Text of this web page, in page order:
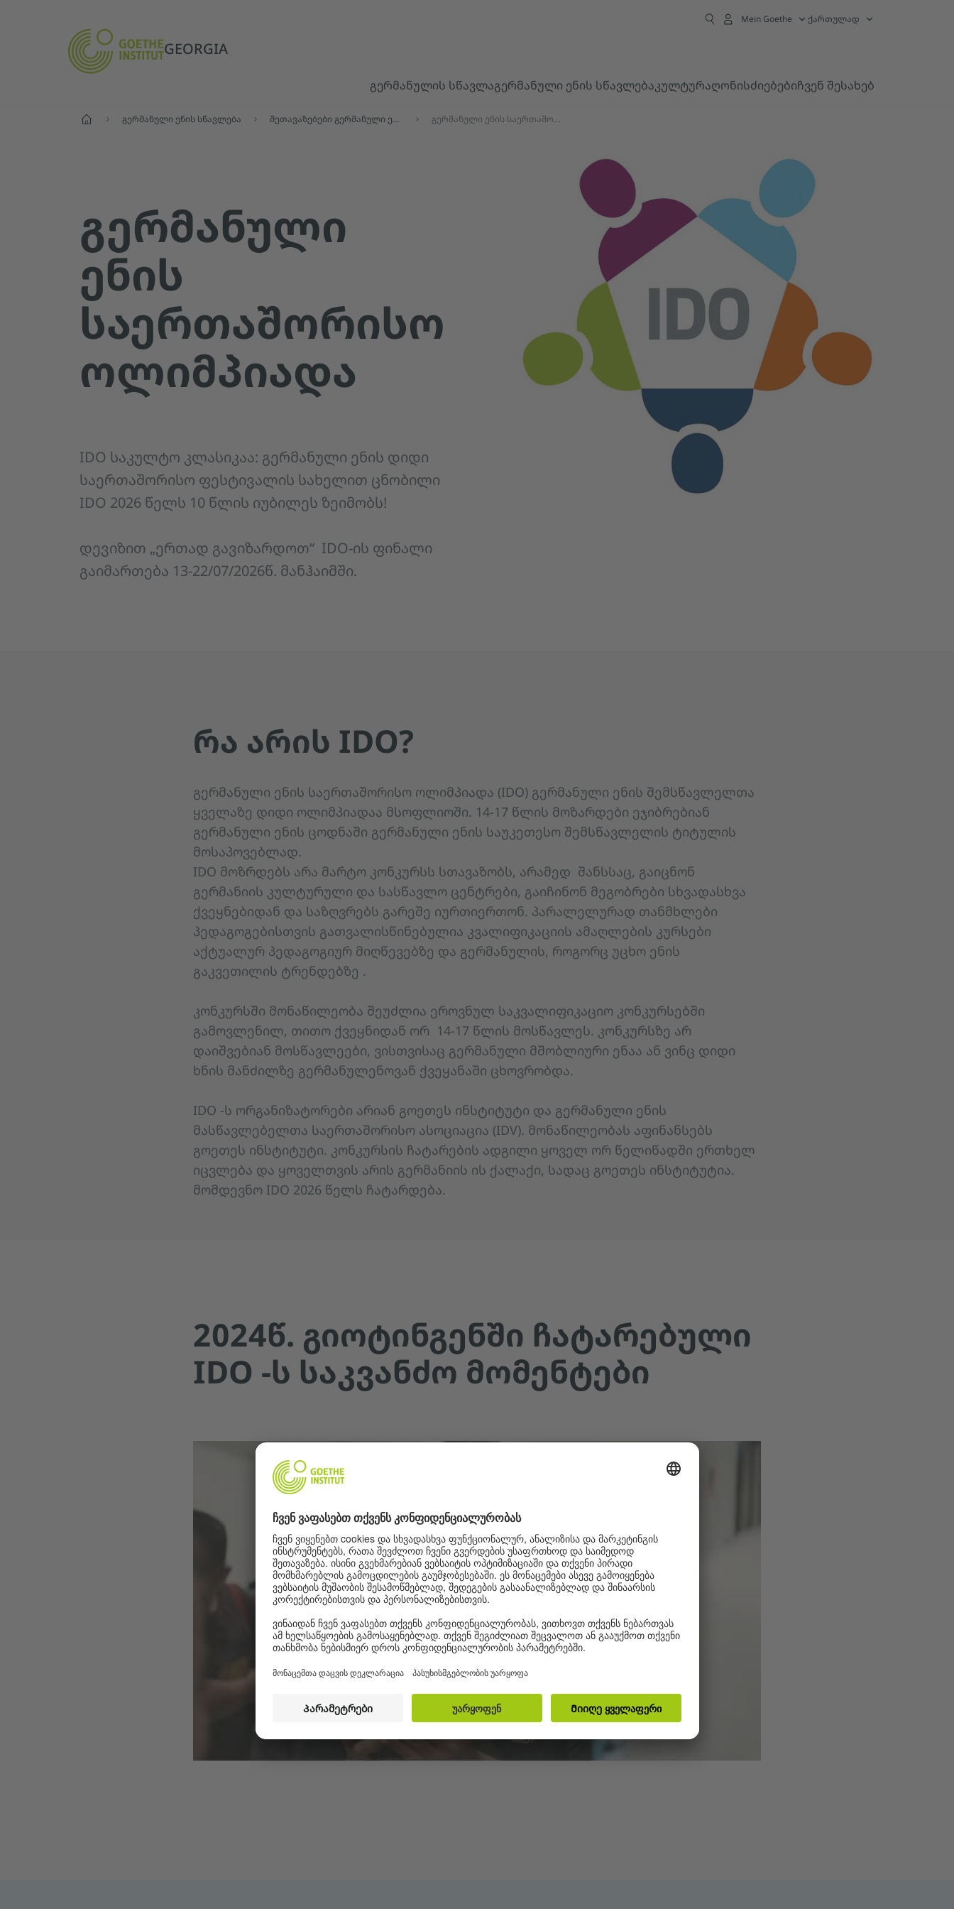
GEORGIA
Mein Goethe ქართულად
გერმანულის სწავლაგერმანული ენის სწავლებაკულტურაღონისძიებებიჩვენ შესახებ
მთავარი გერმანული ენის სწავლება შეთავაზებები გერმანული ენის კლასებისთვის გერმანული ენის საერთაშორისო ოლიმპიადა
ᲒᲔᲠᲛᲐᲜᲣᲚᲘ
ᲔᲜᲘᲡ
ᲡᲐᲔᲠᲗᲐᲨᲝᲠᲘᲡᲝ
ᲝᲚᲘᲛᲞᲘᲐᲓᲐ
IDO საკულტო კლასიკაა: გერმანული ენის დიდი
საერთაშორისო ფესტივალის სახელით ცნობილი
IDO 2026 წელს 10 წლის იუბილეს ზეიმობს!
დევიზით „ერთად გავიზარდოთ“ IDO-ის ფინალი
გაიმართება 13-22/07/2026წ. მანჰაიმში.
ᲠᲐ ᲐᲠᲘᲡ IDO?
გერმანული ენის საერთაშორისო ოლიმპიადა (IDO) გერმანული ენის შემსწავლელთა
ყველაზე დიდი ოლიმპიადაა მსოფლიოში. 14-17 წლის მოზარდები ეჯიბრებიან
გერმანული ენის ცოდნაში გერმანული ენის საუკეთესო შემსწავლელის ტიტულის
მოსაპოვებლად.
IDO მოზრდებს არა მარტო კონკურსს სთავაზობს, არამედ შანსსაც, გაიცნონ
გერმანიის კულტურული და სასწავლო ცენტრები, გაიჩინონ მეგობრები სხვადასხვა
ქვეყნებიდან და საზღვრებს გარეშე იურთიერთონ. პარალელურად თანმხლები
პედაგოგებისთვის გათვალისწინებულია კვალიფიკაციის ამაღლების კურსები
აქტუალურ პედაგოგიურ მიღწევებზე და გერმანულის, როგორც უცხო ენის
გაკვეთილის ტრენდებზე .
კონკურსში მონაწილეობა შეუძლია ეროვნულ საკვალიფიკაციო კონკურსებში
გამოვლენილ, თითო ქვეყნიდან ორ 14-17 წლის მოსწავლეს. კონკურსზე არ
დაიშვებიან მოსწავლეები, ვისთვისაც გერმანული მშობლიური ენაა ან ვინც დიდი
ხნის მანძილზე გერმანულენოვან ქვეყანაში ცხოვრობდა.
IDO -ს ორგანიზატორები არიან გოეთეს ინსტიტუტი და გერმანული ენის
მასწავლებელთა საერთაშორისო ასოციაცია (IDV). მონაწილეობას აფინანსებს
გოეთეს ინსტიტუტი. კონკურსის ჩატარების ადგილი ყოველ ორ წელიწადში ერთხელ
იცვლება და ყოველთვის არის გერმანიის ის ქალაქი, სადაც გოეთეს ინსტიტუტია.
მომდევნო IDO 2026 წელს ჩატარდება.
2024Წ. ᲒᲘᲝᲢᲘᲜᲒᲔᲜᲨᲘ ᲩᲐᲢᲐᲠᲔᲑᲣᲚᲘ
IDO -Ს ᲡᲐᲙᲕᲐᲜᲫᲝ ᲛᲝᲛᲔᲜᲢᲔᲑᲘ
სერვისის „YouTube Video“
ჩასატვირთად თქვენი თანხმობა
გვჭირდება!
ჩვენ ვსარგებლობთ მესამე მხარის სერვისით
ვიდეოკონტენტის ჩასაშენებლად, რომელმაც
შეიძლება თქვენი აქტივობის შესახებ შეაგროვოს
დეტალებს და დაეთანხმეთ მათ.
დამატებითი